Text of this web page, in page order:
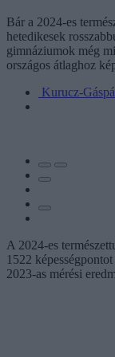
Bár a 2024-es
hetedikesek
gimnáziumok még
országos átlaghoz
Kurucz-
A 2024-es
1522
2023-as mérési